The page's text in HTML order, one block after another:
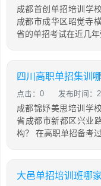
成都首创单招培训学
成都市成华区昭觉寺
省的单招考试在近几
四川高职单招集训
点击：0 发布时间：
成都锦妤美思培训学
省成都市新都区兴业
构？ 在高职单招备考
大邑单招培训班哪